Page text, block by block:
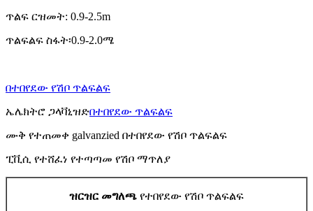
ጥልፍ ርዝመት: 0.9-2.5m
ጥልፍልፍ ስፋት፡0.9-2.0ሜ
በተበየደው የሽቦ ጥልፍልፍ
ኤሌክትሮ ጋላቫኒዝድበተበየደው ጥልፍልፍ
ሙቅ የተጠመቀ galvanzied በተበየደው የሽቦ ጥልፍልፍ
ፒቪሲ የተሸፈነ የተጣጣመ የሽቦ ማጥለያ
ዝርዝር መግለጫ የተበየደው የሽቦ ጥልፍልፍ